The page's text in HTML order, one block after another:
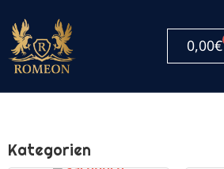
0,00€
Kategorien